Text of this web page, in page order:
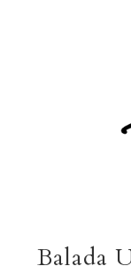
Balada